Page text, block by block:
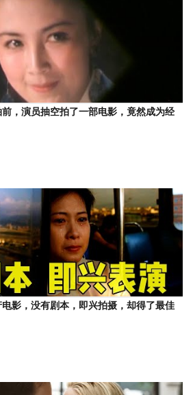
前，演员抽空拍了一部电影，竟然成为经
电影，没有剧本，即兴拍摄，却得了最佳